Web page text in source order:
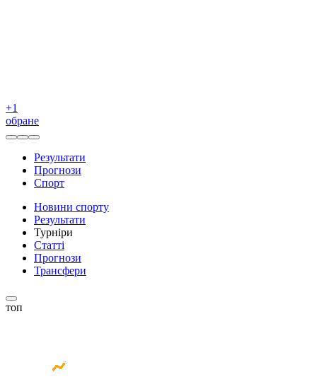
+1
обране
Результати
Прогнози
Спорт
Новини спорту
Результати
Турніри
Статті
Прогнози
Трансфери
топ